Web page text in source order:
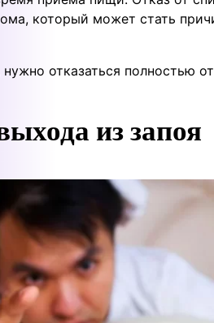
который может стать
отказаться полностью
из запоя